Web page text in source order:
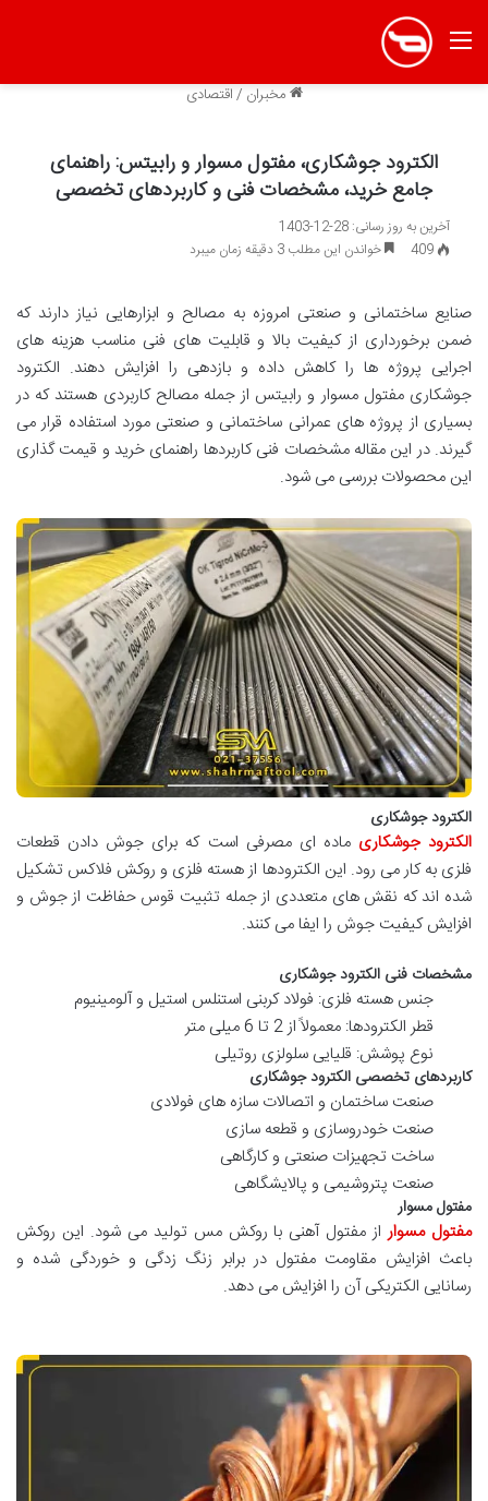
منو
مخبران /اقتصادی
الکترود جوشکاری، مفتول مسوار و رابیتس: راهنمای
جامع خرید، مشخصات فنی و کاربردهای تخصصی
آخرین به روز رسانی: 28-12-1403
409
خواندن این مطلب 3 دقیقه زمان میبرد
صنایع ساختمانی و صنعتی امروزه به مصالح و ابزارهایی نیاز دارند که
ضمن برخورداری از کیفیت بالا و قابلیت های فنی مناسب هزینه های
اجرایی پروژه ها را کاهش داده و بازدهی را افزایش دهند. الکترود
جوشکاری مفتول مسوار و رابیتس از جمله مصالح کاربردی هستند که در
بسیاری از پروژه های عمرانی ساختمانی و صنعتی مورد استفاده قرار می
گیرند. در این مقاله مشخصات فنی کاربردها راهنمای خرید و قیمت گذاری
این محصولات بررسی می شود.
الکترود جوشکاری
الکترود جوشکاری ماده ای مصرفی است که برای جوش دادن قطعات
فلزی به کار می رود. این الکترودها از هسته فلزی و روکش فلاکس تشکیل
شده اند که نقش های متعددی از جمله تثبیت قوس حفاظت از جوش و
افزایش کیفیت جوش را ایفا می کنند.
مشخصات فنی الکترود جوشکاری
جنس هسته فلزی: فولاد کربنی استنلس استیل و آلومینیوم
قطر الکترودها: معمولاً از 2 تا 6 میلی متر
نوع پوشش: قلیایی سلولزی روتیلی
کاربردهای تخصصی الکترود جوشکاری
صنعت ساختمان و اتصالات سازه های فولادی
صنعت خودروسازی و قطعه سازی
ساخت تجهیزات صنعتی و کارگاهی
صنعت پتروشیمی و پالایشگاهی
مفتول مسوار
مفتول مسواراز مفتول آهنی با روکش مس تولید می شود. این روکش
باعث افزایش مقاومت مفتول در برابر زنگ زدگی و خوردگی شده و
رسانایی الکتریکی آن را افزایش می دهد.